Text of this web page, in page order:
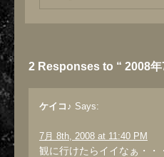
2 Responses to “ 2008年
ケイコ♪ Says:
7月 8th, 2008 at 11:40 PM
観に行けたらイイなぁ・・・